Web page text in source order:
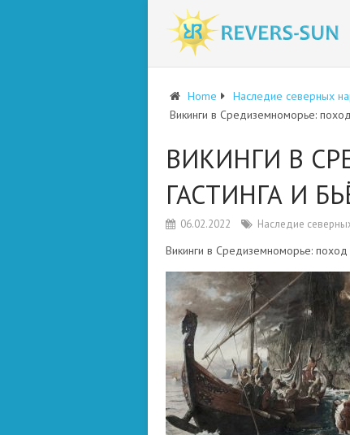
Home
Наследие северных
Викинги в Средиземноморье:
ВИКИНГИ В
ГАСТИНГА И
06.02.2022 Наследие
Викинги в Средиземноморье: поход